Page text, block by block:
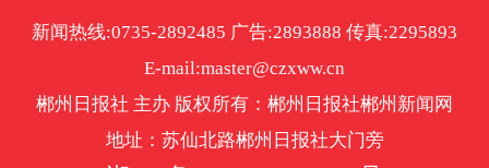
新闻热线:0735-2892485 广告:2893888 传真:2295893
E-mail:master@czxww.cn
郴州日报社 主办 版权所有：郴州日报社郴州新闻网
地址：苏仙北路郴州日报社大门旁